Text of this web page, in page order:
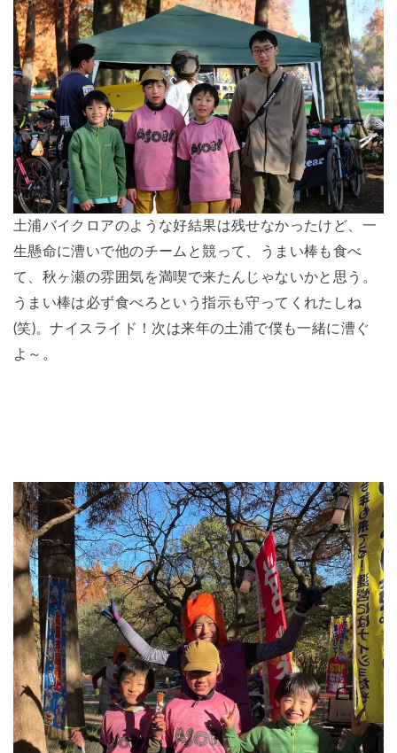
土浦バイクロアのような好結果は残せなかったけど、一
生懸命に漕いで他のチームと競って、うまい棒も食べ
て、秋ヶ瀬の雰囲気を満喫で来たんじゃないかと思う。
うまい棒は必ず食べろという指示も守ってくれたしね
(笑)。ナイスライド！次は来年の土浦で僕も一緒に漕ぐ
よ～。